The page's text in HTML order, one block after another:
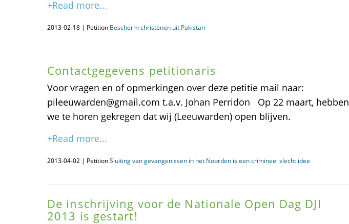
+Read more...
2013-02-18 | Petition Bescherm christenen uit Pakistan
Contactgegevens petitionaris
Voor vragen en of opmerkingen over deze petitie mail naar:
pileeuwarden@gmail.com t.a.v. Johan Perridon Op 22 maart, hebben
we te horen gekregen dat wij (Leeuwarden) open blijven.
+Read more...
2013-04-02 | PetitionSluiting van gevangenissen in het Noorden is een crimineel slecht idee
De inschrijving voor de Nationale Open Dag DJI
2013 is gestart!